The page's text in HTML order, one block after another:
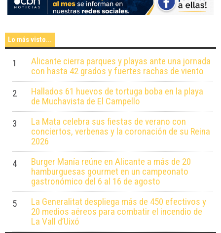
Lo más visto...
1
Alicante cierra parques y playas ante una jornada
con hasta 42 grados y fuertes rachas de viento
2
Hallados 61 huevos de tortuga boba en la playa
de Muchavista de El Campello
3
La Mata celebra sus fiestas de verano con
conciertos, verbenas y la coronación de su Reina
2026
4
Burger Manía reúne en Alicante a más de 20
hamburguesas gourmet en un campeonato
gastronómico del 6 al 16 de agosto
5
La Generalitat despliega más de 450 efectivos y
20 medios aéreos para combatir el incendio de
La Vall d’Uixó